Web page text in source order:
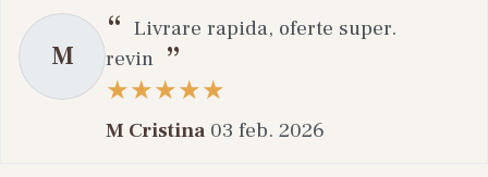
M
Livrare rapida, oferte super.
revin
M Cristina 03 feb. 2026